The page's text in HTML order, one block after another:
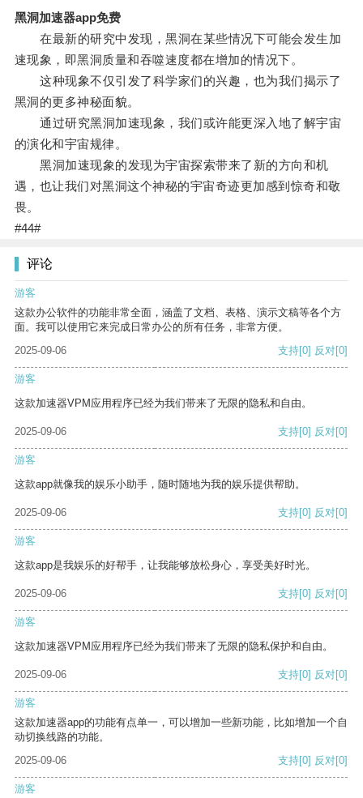
黑洞加速器app免费
在最新的研究中发现，黑洞在某些情况下可能会发生加
速现象，即黑洞质量和吞噬速度都在增加的情况下。
这种现象不仅引发了科学家们的兴趣，也为我们揭示了
黑洞的更多神秘面貌。
通过研究黑洞加速现象，我们或许能更深入地了解宇宙
的演化和宇宙规律。
黑洞加速现象的发现为宇宙探索带来了新的方向和机
遇，也让我们对黑洞这个神秘的宇宙奇迹更加感到惊奇和敬
畏。
#44#
评论
游客
这款办公软件的功能非常全面，涵盖了文档、表格、演示文稿等各个方
面。我可以使用它来完成日常办公的所有任务，非常方便。
2025-09-06
支持[0] 反对[0]
游客
这款加速器VPM应用程序已经为我们带来了无限的隐私和自由。
2025-09-06 支持[0] 反对[0]
游客
这款app就像我的娱乐小助手，随时随地为我的娱乐提供帮助。
2025-09-06 支持[0] 反对[0]
游客
这款app是我娱乐的好帮手，让我能够放松身心，享受美好时光。
2025-09-06 支持[0] 反对[0]
游客
这款加速器VPM应用程序已经为我们带来了无限的隐私保护和自由。
2025-09-06 支持[0] 反对[0]
游客
这款加速器app的功能有点单一，可以增加一些新功能，比如增加一个自
动切换线路的功能。
2025-09-06
支持[0] 反对[0]
游客